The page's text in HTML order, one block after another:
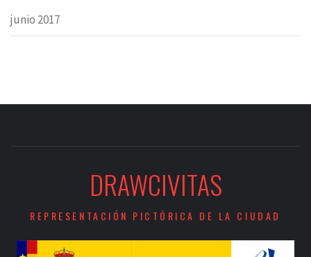
junio 2017
DRAWCIVITAS
REPRESENTACIÓN PICTÓRICA DE LA CIUDAD